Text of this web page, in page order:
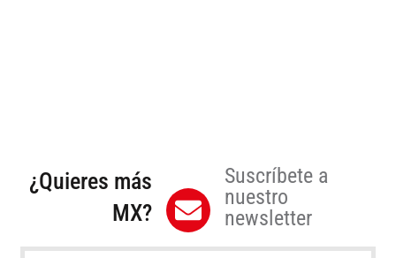
¿Quieres más
MX?
Suscríbete a
nuestro
newsletter